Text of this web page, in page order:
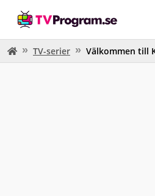
TV-serier Välkommen till